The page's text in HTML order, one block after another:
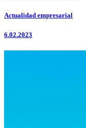
Actualidad empresarial
6.02.2023